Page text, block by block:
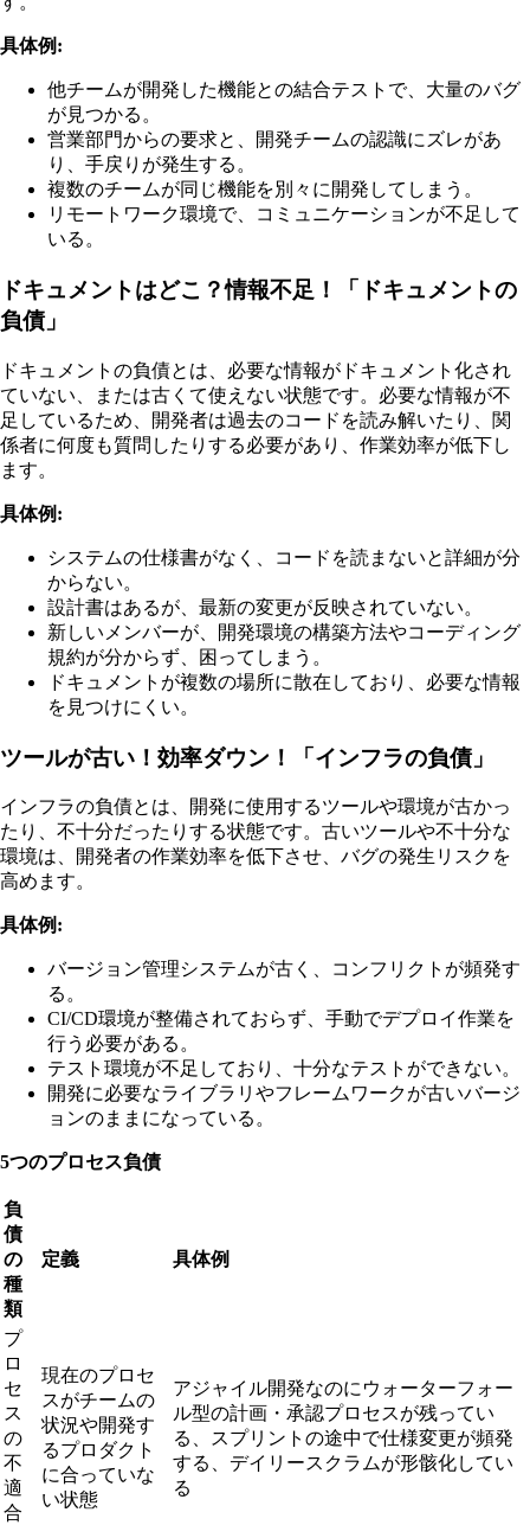
具体例:
他チームが開発した機能との結合テストで、大量のバグ
が見つかる。
営業部門からの要求と、開発チームの認識にズレがあ
り、手戻りが発生する。
複数のチームが同じ機能を別々に開発してしまう。
リモートワーク環境で、コミュニケーションが不足して
いる。
ドキュメントはどこ？情報不足！「ドキュメントの
負債」
ドキュメントの負債とは、必要な情報がドキュメント化され
ていない、または古くて使えない状態です。必要な情報が不
足しているため、開発者は過去のコードを読み解いたり、関
係者に何度も質問したりする必要があり、作業効率が低下し
ます。
具体例:
システムの仕様書がなく、コードを読まないと詳細が分
からない。
設計書はあるが、最新の変更が反映されていない。
新しいメンバーが、開発環境の構築方法やコーディング
規約が分からず、困ってしまう。
ドキュメントが複数の場所に散在しており、必要な情報
を見つけにくい。
ツールが古い！効率ダウン！「インフラの負債」
インフラの負債とは、開発に使用するツールや環境が古かっ
たり、不十分だったりする状態です。古いツールや不十分な
環境は、開発者の作業効率を低下させ、バグの発生リスクを
高めます。
具体例:
バージョン管理システムが古く、コンフリクトが頻発す
る。
CI/CD環境が整備されておらず、手動でデプロイ作業を
行う必要がある。
テスト環境が不足しており、十分なテストができない。
開発に必要なライブラリやフレームワークが古いバージ
ョンのままになっている。
5つのプロセス負債
負
債
の
種
類
定義 具体例
プ
ロ
セ
ス
の
不
適
合
現在のプロセ
スがチームの
状況や開発す
るプロダクト
に合っていな
い状態
アジャイル開発なのにウォーターフォー
ル型の計画・承認プロセスが残ってい
る、スプリントの途中で仕様変更が頻発
する、デイリースクラムが形骸化してい
る